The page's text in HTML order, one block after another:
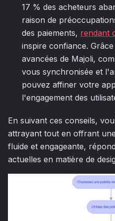
17 % des acheteurs
raison de
des paiements, rendant
inspire confiance.
avancées de Majoli,
vous synchronisée et
pouvez affiner votre
l'engagement des
En suivant ces conseils,
attrayant tout en offrant
fluide et engageante,
actuelles en matière de